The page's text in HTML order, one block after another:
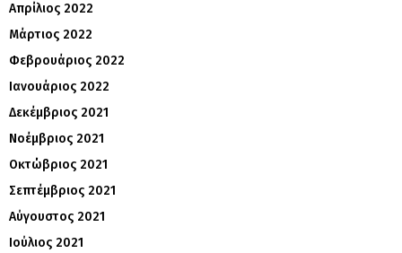
Απρίλιος 2022
Μάρτιος 2022
Φεβρουάριος 2022
Ιανουάριος 2022
Δεκέμβριος 2021
Νοέμβριος 2021
Οκτώβριος 2021
Σεπτέμβριος 2021
Αύγουστος 2021
Ιούλιος 2021